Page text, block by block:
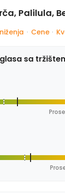
Palilula,
· Cene ·
sa